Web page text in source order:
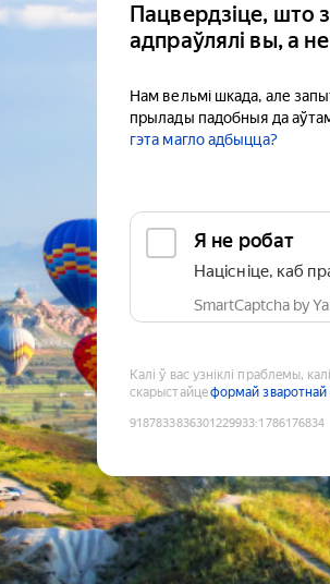
Пацвердзіце, што
адпраўлялі вы, а
Нам вельмі шкада, але
прылады падобныя да
гэта магло адбыцца?
Я не робат
Націсніце, каб
SmartCaptcha by
Калі ў вас узніклі праблемы,
скарыстайцеформай зваротнай
9187833836301229933:1786176834